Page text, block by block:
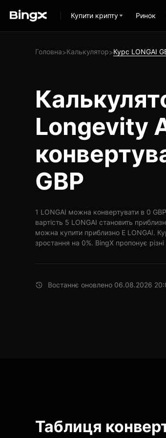
Купити крипту Ринок
Головна>Калькулятор>Курс LONGAI
Longevity
GBP
1 LONGAI можна конвертувати в 0
вартість 5 LONGAI становить
можна купити приблизно E LONGAI.
зростання на 0%. BingX пропонує різні
Востаннє оновлено 06.08.2026
Таблиця